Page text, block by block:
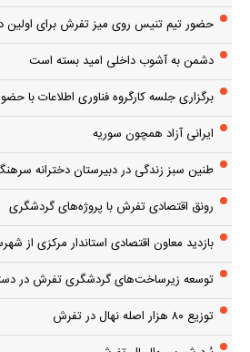
حضور تیم تنیس روی میز تفرش برای
دشمن به آشوب داخلی امید بسته است
برگزاری جلسه کارگروه فناوری اطلاعات با
ایرانی آزاد همچون سوریه
طنین سبز زندگی در دبیرستان دخترانه
رونق اقتصادی تفرش با پروژه‌های گردشگری
بازدید معاون اقتصادی استاندار مرکزی از
توسعه زیرساخت‌های گردشگری تفرش در
توزیع ۸۰ هزار اصله نهال در تفرش